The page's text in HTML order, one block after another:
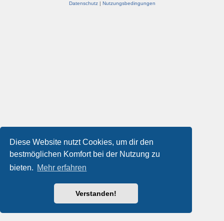
Diese Website nutzt Cookies, um dir den
bestmöglichen Komfort bei der Nutzung zu
bieten. Mehr erfahren
Verstanden!
Datenschutz| Nutzungsbedingungen